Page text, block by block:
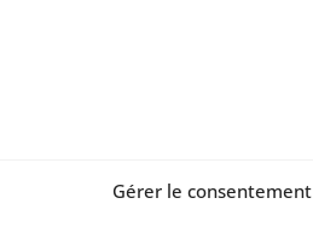
Gérer le consentement